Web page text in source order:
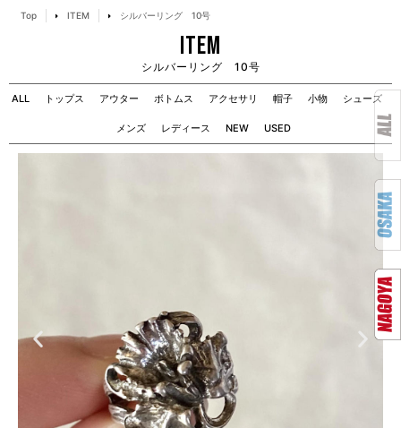
Top ITEM シルバーリング 10号
ITEM
シルバーリング 10号
ALL トップス アウター ボトムス アクセサリ 帽子 小物 シューズ
メンズ レディース NEW USED